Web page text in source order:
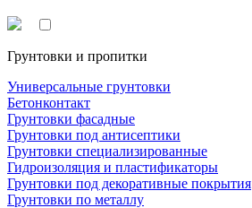
Грунтовки и пропитки
Универсальные грунтовки
Бетонконтакт
Грунтовки фасадные
Грунтовки под антисептики
Грунтовки специализированные
Гидроизоляция и пластификаторы
Грунтовки под декоративные покрытия
Грунтовки по металлу